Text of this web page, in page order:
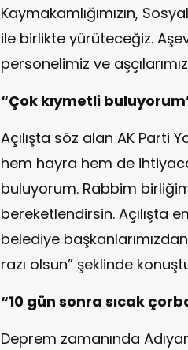
Kaymakamlığımızın,
ile birlikte yürüteceğiz.
personelimiz ve
“Çok kıymetli
Açılışta söz alan AK Parti
hem hayra hem de
buluyorum. Rabbim
bereketlendirsin. Açılışta
belediye
razı olsun” şeklinde
“10 gün sonra sıcak
Deprem zamanında